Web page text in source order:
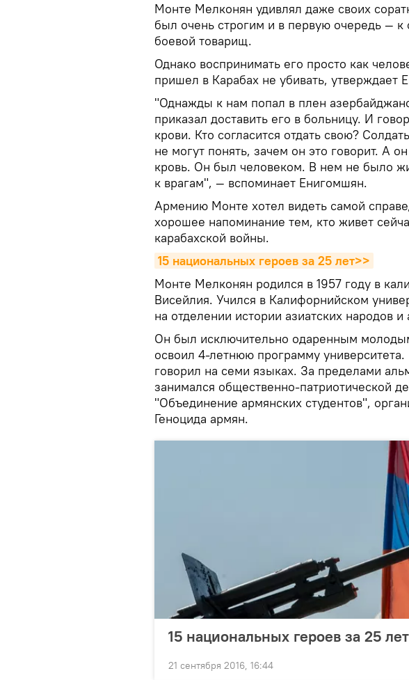
Монте Мелконян удивлял даже своих
был очень строгим и в первую очередь — к
боевой товарищ.
Однако воспринимать его просто как
пришел в Карабах не убивать, утверждает
"Однажды к нам попал в плен
приказал доставить его в больницу. И
крови. Кто согласится отдать свою?
не могут понять, зачем он это говорит. А
кровь. Он был человеком. В нем не было
к врагам", — вспоминает Енигомшян.
Армению Монте хотел видеть самой
хорошее напоминание тем, кто живет
карабахской войны.
15 национальных героев за 25 лет>>
Монте Мелконян родился в 1957 году в
Висейлия. Учился в Калифорнийском
на отделении истории азиатских народов и
Он был исключительно одаренным
освоил 4-летнюю программу
говорил на семи языках. За пределами
занимался общественно-патриотической
"Объединение армянских студентов",
Геноцида армян.
15 национальных героев за 25 лет
21 сентября 2016, 16:44